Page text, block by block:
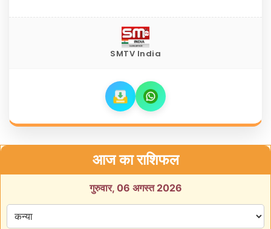
SMTV India
आज का राशिफल
गुरुवार, 06 अगस्त 2026